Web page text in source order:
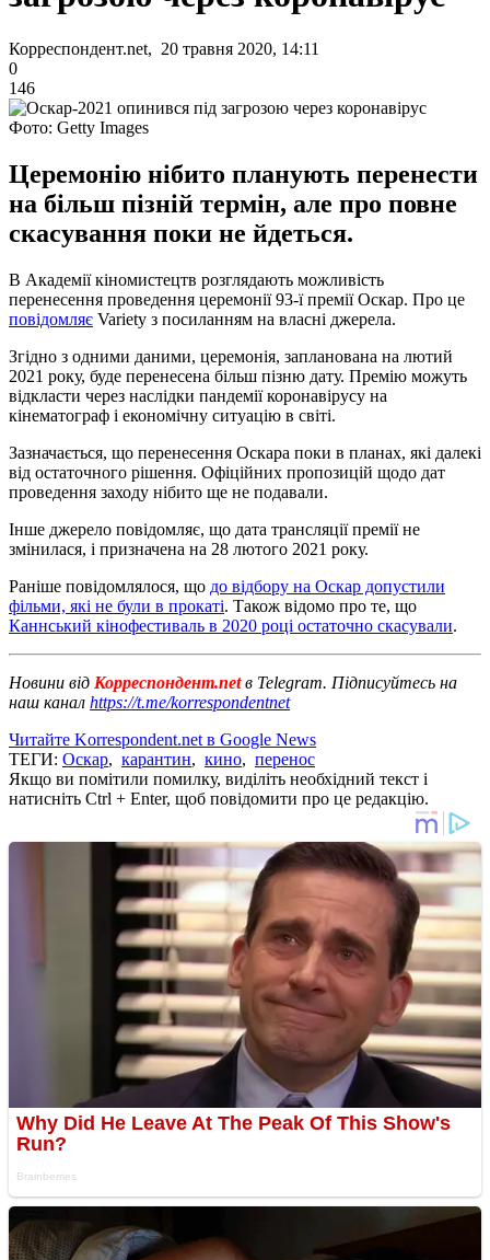
Корреспондент.net, 20 травня 2020, 14:11
0
146
Фото: Getty Images
Церемонію нібито планують перенести
на більш пізній термін, але про повне
скасування поки не йдеться.
В Академії кіномистецтв розглядають можливість
перенесення проведення церемонії 93-ї премії Оскар. Про це
повідомляє Variety з посиланням на власні джерела.
Згідно з одними даними, церемонія, запланована на лютий
2021 року, буде перенесена більш пізню дату. Премію можуть
відкласти через наслідки пандемії коронавірусу на
кінематограф і економічну ситуацію в світі.
Зазначається, що перенесення Оскара поки в планах, які далекі
від остаточного рішення. Офіційних пропозицій щодо дат
проведення заходу нібито ще не подавали.
Інше джерело повідомляє, що дата трансляції премії не
змінилася, і призначена на 28 лютого 2021 року.
Раніше повідомлялося, що до відбору на Оскар допустили
фільми, які не були в прокаті. Також відомо про те, що
Каннський кінофестиваль в 2020 році остаточно скасували.
Новини від Корреспондент.netв Telegram. Підписуйтесь на
наш канал https://t.me/korrespondentnet
Читайте Korrespondent.net в Google News
ТЕГИ: Оскар, карантин, кино, перенос
Якщо ви помітили помилку, виділіть необхідний текст і
натисніть Ctrl + Enter, щоб повідомити про це редакцію.